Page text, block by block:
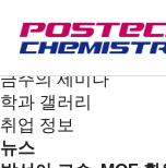
뉴스
공지사항
금주의 세미나
학과 갤러리
취업 정보
뉴스